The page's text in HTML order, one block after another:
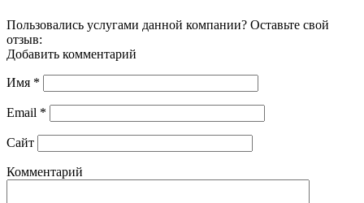
Пользовались услугами данной компании? Оставьте свой
отзыв:
Добавить комментарий
Имя *
Email *
Сайт
Комментарий